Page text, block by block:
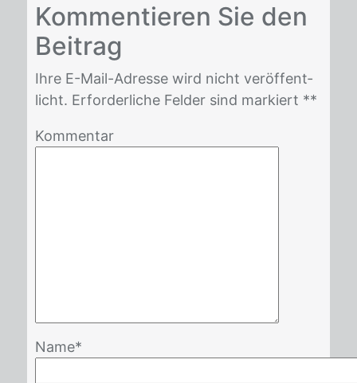
Kom­men­tie­ren Sie den
Bei­trag
Ihre E-Mail-Adres­se wird nicht ver­öf­fent­
licht. Er­for­der­li­che Fel­der sind mar­kiert **
Kommentar
Name*